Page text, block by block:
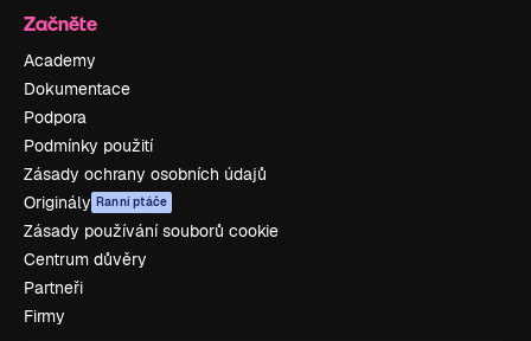
Začněte
Academy
Dokumentace
Podpora
Podmínky použití
Zásady ochrany osobních údajů
Originály Ranní ptáče
Zásady používání souborů cookie
Centrum důvěry
Partneři
Firmy